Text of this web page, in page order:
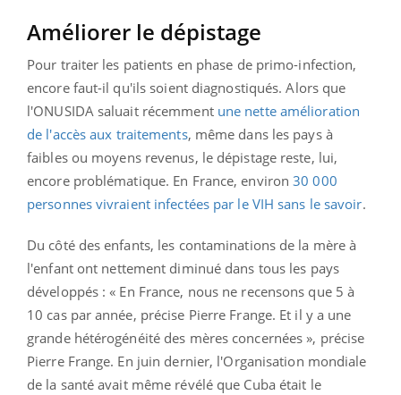
Améliorer le dépistage
Pour traiter les patients en phase de primo-infection,
encore faut-il qu'ils soient diagnostiqués. Alors que
l'ONUSIDA saluait récemment une nette amélioration
de l'accès aux traitements, même dans les pays à
faibles ou moyens revenus, le dépistage reste, lui,
encore problématique. En France, environ30 000
personnes vivraient infectées par le VIH sans le savoir.
Du côté des enfants, les contaminations de la mère à
l'enfant ont nettement diminué dans tous les pays
développés : « En France, nous ne recensons que 5 à
10 cas par année, précise Pierre Frange. Et il y a une
grande hétérogénéité des mères concernées », précise
Pierre Frange. En juin dernier, l'Organisation mondiale
de la santé avait même révélé que Cuba était le